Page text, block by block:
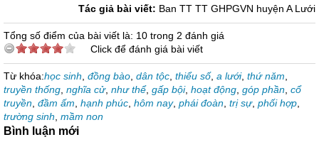
Tác giả bài viết: Ban TT TT GHPGVN huyện A Lưới
Tổng số điểm của bài viết là: 10 trong 2 đánh giá
Click để đánh giá bài viết
Từ khóa:học sinh đồng bào dân tộc thiểu số, a lưới, thứ năm
truyền thống nghĩa cử, như thể, gấp bội, hoạt động góp phần cổ
truyền đầm ấm hạnh phúc hôm nay, phái đoàn trị sự, phối hợp
trường sinh mầm non
Bình luận mới